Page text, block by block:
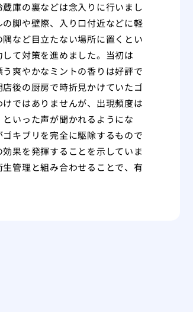
庫の裏などは念入りに行いまし
脚や壁際、入り口付近などに軽
など目立たない場所に置くとい
て対策を進めました。当初は
爽やかなミントの香りは好評で
後の厨房で時折見かけていたゴ
ではありませんが、出現頻度は
いった声が聞かれるようにな
キブリを完全に駆除するもので
果を発揮することを示していま
管理と組み合わせることで、有